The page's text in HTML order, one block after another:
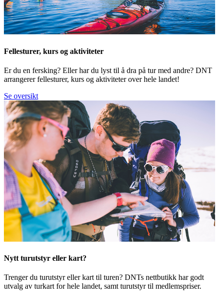
Fellesturer, kurs og aktiviteter
Er du en fersking? Eller har du lyst til å dra på tur med andre? DNT
arrangerer fellesturer, kurs og aktiviteter over hele landet!
Se oversikt
Nytt turutstyr eller kart?
Trenger du turutstyr eller kart til turen? DNTs nettbutikk har godt
utvalg av turkart for hele landet, samt turutstyr til medlemspriser.